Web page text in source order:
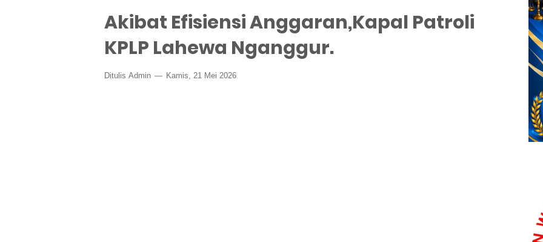
Akibat Efisiensi Anggaran,Kapal Patroli
KPLP Lahewa Nganggur.
Ditulis Admin Kamis, 21 Mei 2026